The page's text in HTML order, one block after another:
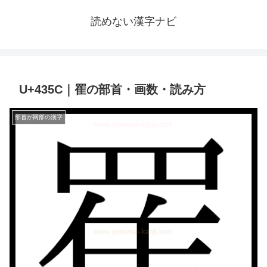
読めない漢字ナビ
U+435C｜䍜の部首・画数・読み方
部首が网部の漢字